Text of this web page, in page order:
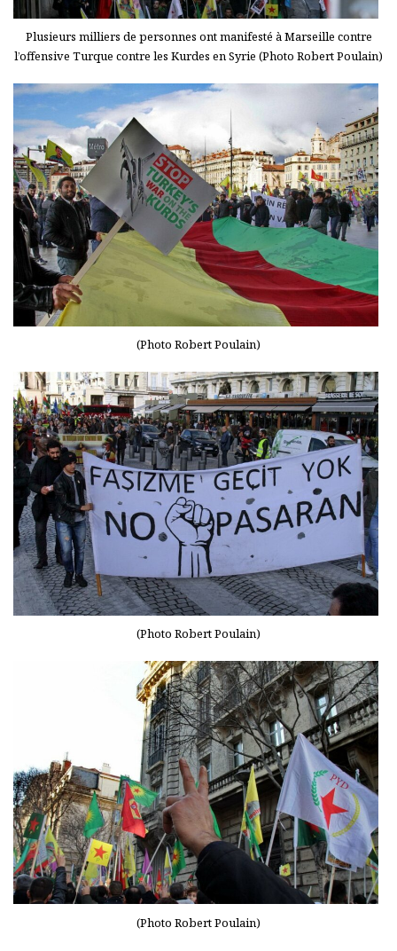
Plusieurs milliers de personnes ont manifesté à Marseille contre
l’offensive Turque contre les Kurdes en Syrie (Photo Robert Poulain)
(Photo Robert Poulain)
(Photo Robert Poulain)
(Photo Robert Poulain)